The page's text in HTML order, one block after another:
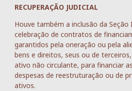
RECUPERAÇÃO JUDICIAL
Houve também a inclusão da Seção
celebração de contratos de
garantidos pela oneração ou pela
bens e direitos, seus ou de
ativo não circulante, para financiar
despesas de reestruturação ou de
ativos.